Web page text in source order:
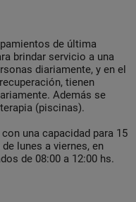
de última
brindar servicio a una
diariamente, y en el
tienen
Además se
(piscinas).
una capacidad para 15
lunes a viernes, en
de 08:00 a 12:00 hs.